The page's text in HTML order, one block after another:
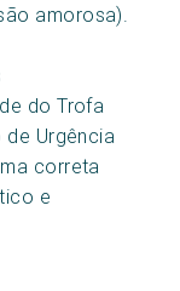
amorosa).
do Trofa
Urgência
correta
e